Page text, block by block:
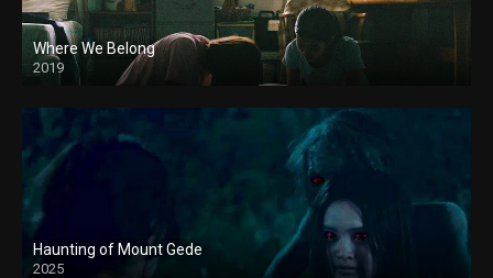
Where We Belong
2019
Haunting of Mount Gede
2025